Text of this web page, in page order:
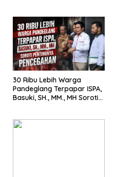
30 Ribu Lebih Warga
Pandeglang Terpapar ISPA,
Basuki, SH., MM., MH Soroti